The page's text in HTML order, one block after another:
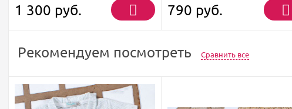
1 300 руб. 790 руб.
Рекомендуем посмотреть Сравнить все